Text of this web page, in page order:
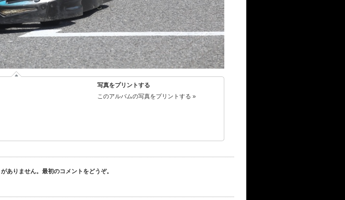
写真をプリントする
このアルバムの写真をプリントする »
ありません。最初のコメントをどうぞ。